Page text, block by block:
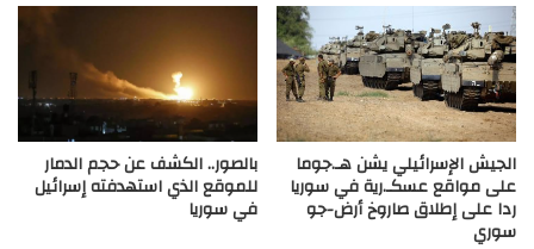
الجيش الإسرائيلي يشن هـ.جوما
على مواقع عسكـ.رية في سوريا
ردا على إطلاق صاروخ أرض-جو
سوري
بالصور.. الكشف عن حجم الدمار
للموقع الذي استهدفته إسرائيل
في سوريا